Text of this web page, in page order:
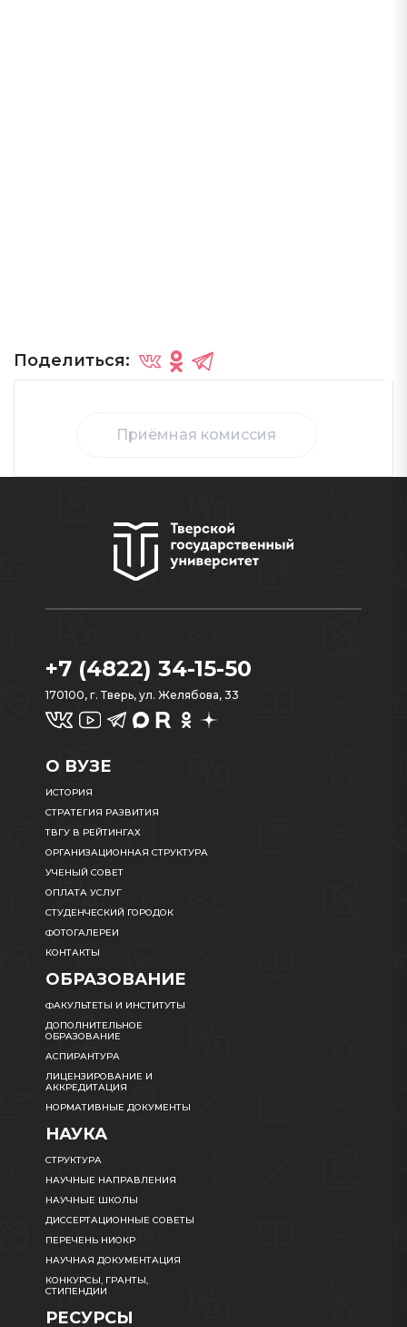
Поделиться:
Приёмная комиссия
+7 (4822) 34-15-50
170100, г. Тверь, ул. Желябова, 33
О ВУЗЕ
ИСТОРИЯ
СТРАТЕГИЯ РАЗВИТИЯ
ТВГУ В РЕЙТИНГАХ
ОРГАНИЗАЦИОННАЯ СТРУКТУРА
УЧЕНЫЙ СОВЕТ
ОПЛАТА УСЛУГ
СТУДЕНЧЕСКИЙ ГОРОДОК
ФОТОГАЛЕРЕИ
КОНТАКТЫ
ОБРАЗОВАНИЕ
ФАКУЛЬТЕТЫ И ИНСТИТУТЫ
ДОПОЛНИТЕЛЬНОЕ
ОБРАЗОВАНИЕ
АСПИРАНТУРА
ЛИЦЕНЗИРОВАНИЕ И
АККРЕДИТАЦИЯ
НОРМАТИВНЫЕ ДОКУМЕНТЫ
НАУКА
СТРУКТУРА
НАУЧНЫЕ НАПРАВЛЕНИЯ
НАУЧНЫЕ ШКОЛЫ
ДИССЕРТАЦИОННЫЕ СОВЕТЫ
ПЕРЕЧЕНЬ НИОКР
НАУЧНАЯ ДОКУМЕНТАЦИЯ
КОНКУРСЫ, ГРАНТЫ,
СТИПЕНДИИ
РЕСУРСЫ